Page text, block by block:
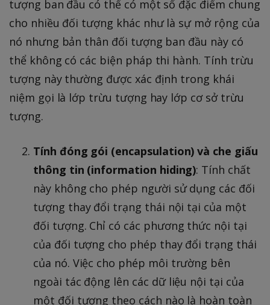
tượng ban đầu có thể có một số đặc điểm chung
cho nhiều đối tượng khác như là sự mở rộng của
nó nhưng bản thân đối tượng ban đầu này có
thể không có các biện pháp thi hành. Tính trừu
tượng này thường được xác định trong khái
niệm gọi là lớp trừu tượng hay lớp cơ sở trừu
tượng.
Tính đóng gói (encapsulation) và che giấu
thông tin (information hiding): Tính chất
này không cho phép người sử dụng các đối
tượng thay đổi trạng thái nội tại của một
đối tượng. Chỉ có các phương thức nội tại
của đối tượng cho phép thay đổi trạng thái
của nó. Việc cho phép môi trường bên
ngoài tác động lên các dữ liệu nội tại của
một đối tượng theo cách nào là hoàn toàn